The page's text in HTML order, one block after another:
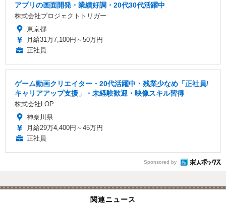
アプリの画面開発・業績好調・20代30代活躍中
株式会社プロジェクトトリガー
東京都
月給31万7,100円～50万円
正社員
ゲーム動画クリエイター・20代活躍中・残業少なめ「正社員/
キャリアアップ支援」・未経験歓迎・映像スキル習得
株式会社LOP
神奈川県
月給29万4,400円～45万円
正社員
Sponsored by
関連ニュース